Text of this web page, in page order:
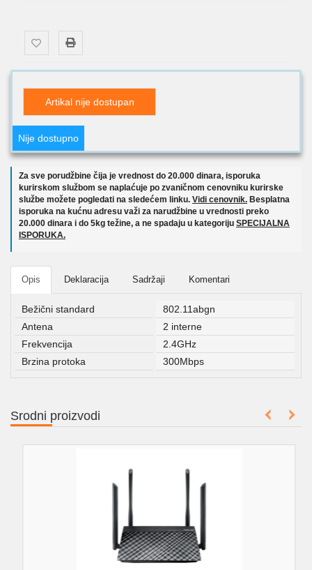
Artikal nije dostupan
Nije dostupno
Za sve porudžbine čija je vrednost do 20.000 dinara, isporuka
kurirskom službom se naplaćuje po zvaničnom cenovniku kurirske
službe možete pogledati na sledećem linku. Vidi cenovnik. Besplatna
isporuka na kućnu adresu važi za narudžbine u vrednosti preko
20.000 dinara i do 5kg težine, a ne spadaju u kategoriju SPECIJALNA
ISPORUKA.
Opis Deklaracija Sadržaji Komentari
Bežični standard
802.11abgn
Antena
2 interne
Frekvencija
2.4GHz
Brzina protoka
300Mbps
Srodni proizvodi